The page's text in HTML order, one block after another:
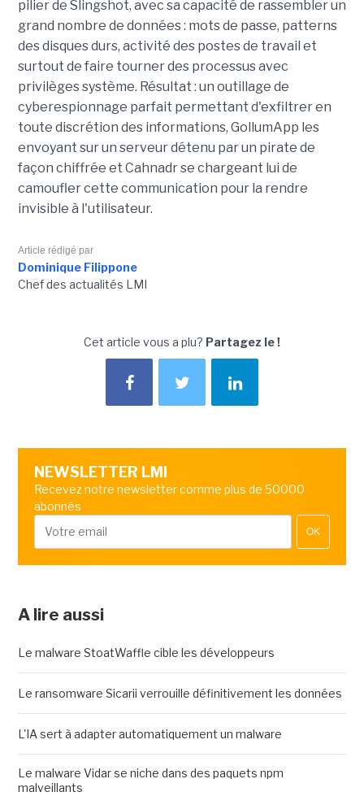
pilier de Slingshot, avec sa capacité de rassembler un
grand nombre de données : mots de passe, patterns
des disques durs, activité des postes de travail et
surtout de faire tourner des processus avec
privilèges système. Résultat : un outillage de
cyberespionnage parfait permettant d'exfiltrer en
toute discrétion des informations, GollumApp les
envoyant sur un serveur détenu par un pirate de
façon chiffrée et Cahnadr se chargeant lui de
camoufler cette communication pour la rendre
invisible à l'utilisateur.
Article rédigé par
Dominique Filippone
Chef des actualités LMI
Cet article vous a plu? Partagez le !
NEWSLETTER LMI
Recevez notre newsletter comme plus de 50000
abonnés
OK
A lire aussi
Le malware StoatWaffle cible les développeurs
Le ransomware Sicarii verrouille définitivement les données
L'IA sert à adapter automatiquement un malware
Le malware Vidar se niche dans des paquets npm
malveillants